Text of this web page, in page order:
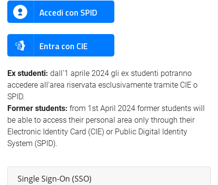
Accedi con SPID
Entra con CIE
Ex studenti: dall'1 aprile 2024 gli ex studenti potranno
accedere all'area riservata esclusivamente tramite CIE o
SPID.
Former students: from 1st April 2024 former students will
be able to access their personal area only through their
Electronic Identity Card (CIE) or Public Digital Identity
System (SPID).
Single Sign-On (SSO)